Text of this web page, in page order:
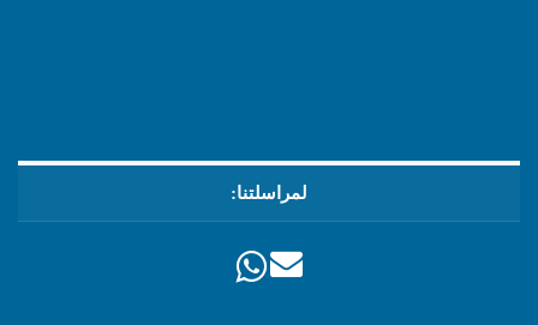
لمراسلتنا: